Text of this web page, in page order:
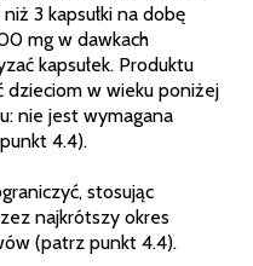
3 kapsułki na dobę
mg w dawkach
kapsułek. Produktu
w wieku poniżej
nie jest wymagana
4.4).
stosując
najkrótszy okres
(patrz punkt 4.4).